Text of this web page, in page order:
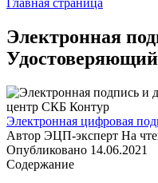
Главная страница
Электронная
Электронная цифровая
Автор ЭЦП-эксперт На
Опубликовано 14.06.2021
Содержание